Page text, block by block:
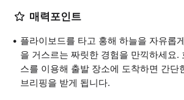
매력포인트
플라이보드를 타고 홍해 하늘을 자유롭
을 거스르는 짜릿한 경험을 만끽하세요.
스를 이용해 출발 장소에 도착하면 간단
브리핑을 받게 됩니다.